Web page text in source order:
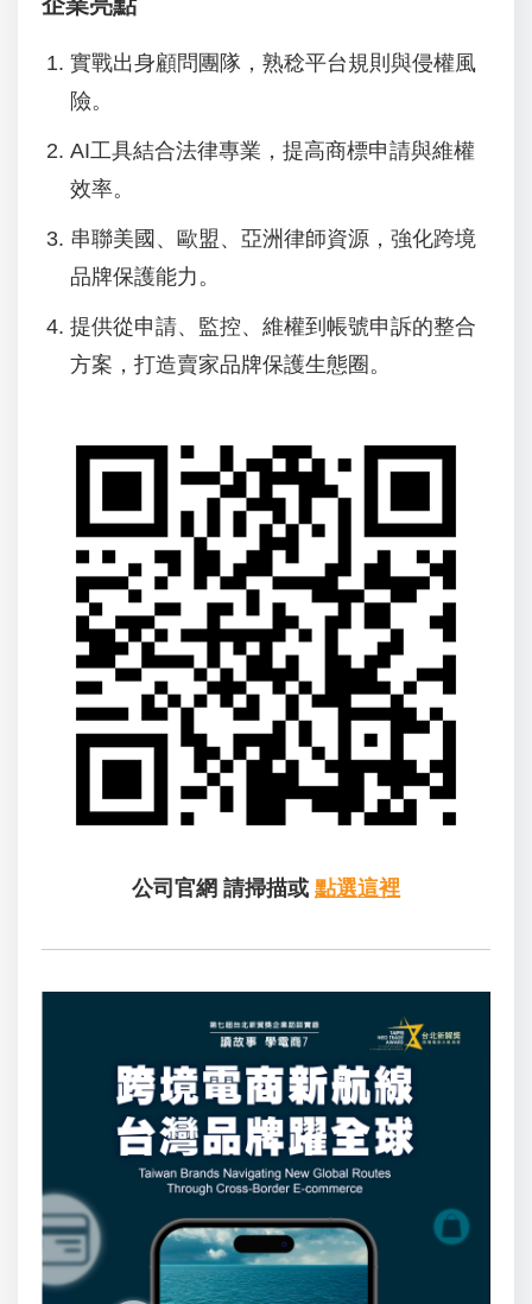
實戰出身顧問團隊，熟稔平台規則與侵權風
險。
AI工具結合法律專業，提高商標申請與維權
效率。
串聯美國、歐盟、亞洲律師資源，強化跨境
品牌保護能力。
提供從申請、監控、維權到帳號申訴的整合
方案，打造賣家品牌保護生態圈。
公司官網 請掃描或 點選這裡